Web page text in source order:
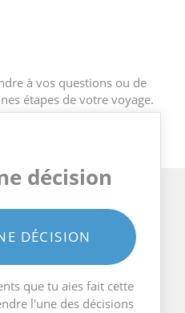
à vos questions ou de
étapes de votre voyage.
décision
DÉCISION
que tu aies fait cette
l'une des décisions